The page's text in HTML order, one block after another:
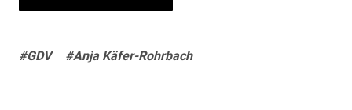
#GDV #Anja Käfer-Rohrbach